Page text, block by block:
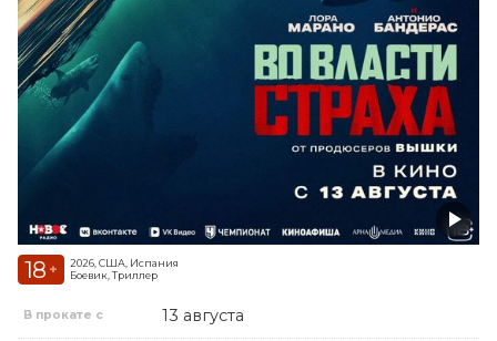
18 +
2026, США, Испания
Боевик, Триллер
В прокате с 13 августа